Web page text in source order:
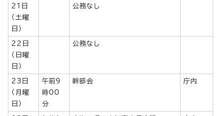
21日
（土曜
日）
公務なし
22日
（日曜
日）
公務なし
23日
（月曜
日）
午前9
時00
分
幹部会 庁内